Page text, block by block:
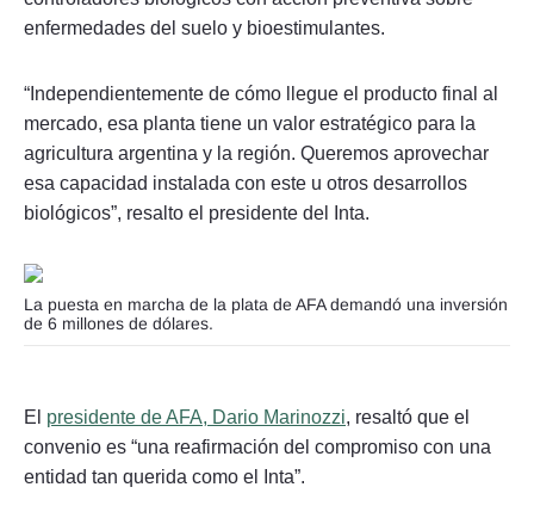
enfermedades del suelo y bioestimulantes.
“Independientemente de cómo llegue el producto final al
mercado, esa planta tiene un valor estratégico para la
agricultura argentina y la región. Queremos aprovechar
esa capacidad instalada con este u otros desarrollos
biológicos”, resalto el presidente del Inta.
La puesta en marcha de la plata de AFA demandó una inversión
de 6 millones de dólares.
El presidente de AFA, Dario Marinozzi, resaltó que el
convenio es “una reafirmación del compromiso con una
entidad tan querida como el Inta”.